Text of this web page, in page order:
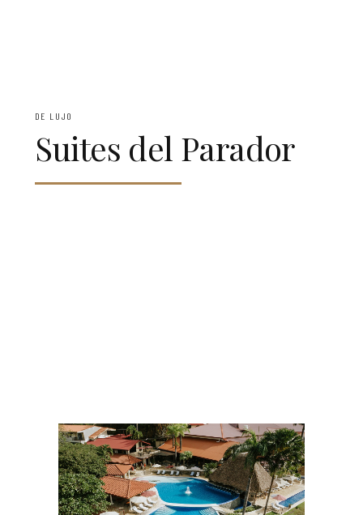
DE LUJO
Suites del Parador